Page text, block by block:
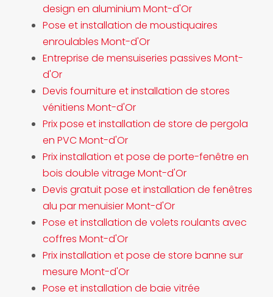
design en aluminium Mont-d'Or
Pose et installation de moustiquaires
enroulables Mont-d'Or
Entreprise de mensuiseries passives Mont-
d'Or
Devis fourniture et installation de stores
vénitiens Mont-d'Or
Prix pose et installation de store de pergola
en PVC Mont-d'Or
Prix installation et pose de porte-fenêtre en
bois double vitrage Mont-d'Or
Devis gratuit pose et installation de fenêtres
alu par menuisier Mont-d'Or
Pose et installation de volets roulants avec
coffres Mont-d'Or
Prix installation et pose de store banne sur
mesure Mont-d'Or
Pose et installation de baie vitrée